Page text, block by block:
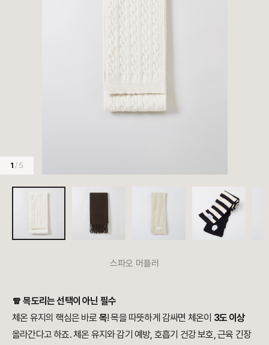
1 / 5
스파오 머플러
🧣 목도리는 선택이 아닌 필수
체온 유지의 핵심은 바로 목! 목을 따뜻하게 감싸면 체온이 3도 이상
올라간다고 하죠. 체온 유지와 감기 예방, 호흡기 건강 보호, 근육 긴장